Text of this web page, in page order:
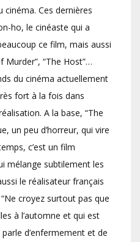
cinéma. Ces dernières
ho, le cinéaste qui a
ce film, mais aussi
Murder”, “The Host”…
du cinéma actuellement
fort à la fois dans
A la base, “The
un peu d’horreur, qui vire
c’est un film
mélange subtilement les
le réalisateur français
croyez surtout pas que
à l’automne et qui est
d’enfermement et de